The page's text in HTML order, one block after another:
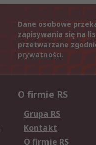
Dane osobowe
zapisywania się na
przetwarzane
prywatności.
O firmie RS
Grupa RS
Kontakt
O firmie RS